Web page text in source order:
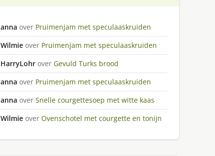
anna over Pruimenjam met speculaaskruiden
Wilmie over Pruimenjam met speculaaskruiden
HarryLohr over Gevuld Turks brood
anna over Pruimenjam met speculaaskruiden
anna over Snelle courgettesoep met witte kaas
Wilmie over Ovenschotel met courgette en tonijn